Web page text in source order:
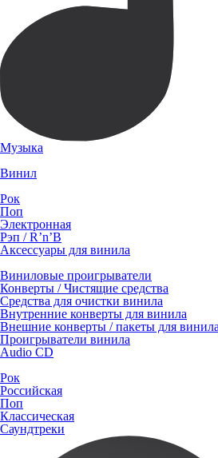
Музыка
Винил
Рок
Поп
Электронная
Рэп / R’n’B
Аксессуары для винила
Виниловые проигрыватели
Конверты / Чистящие средства
Средства для очистки винила
Внутренние конверты для винила
Внешние конверты / пакеты для винила
Проигрыватели винила
Audio CD
Рок
Российская
Поп
Классическая
Саундтреки